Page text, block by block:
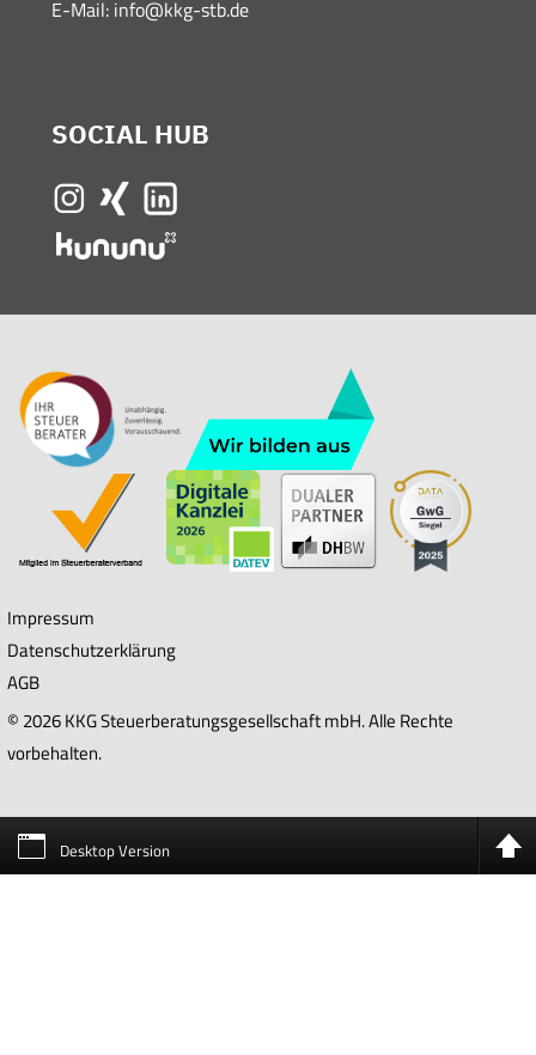
E-Mail: info@kkg-stb.de
SOCIAL HUB
Impressum
Datenschutzerklärung
AGB
© 2026 KKG Steuerberatungsgesellschaft mbH. Alle Rechte
vorbehalten.
Desktop Version